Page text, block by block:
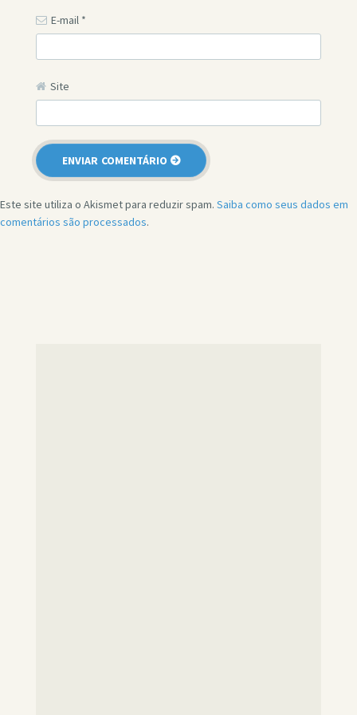
E-mail *
Site
Este site utiliza o Akismet para reduzir spam. Saiba como seus dados em
comentários são processados.